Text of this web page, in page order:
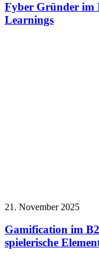
Fyber Gründer im
Learnings
21. November 2025
Gamification im
spielerische